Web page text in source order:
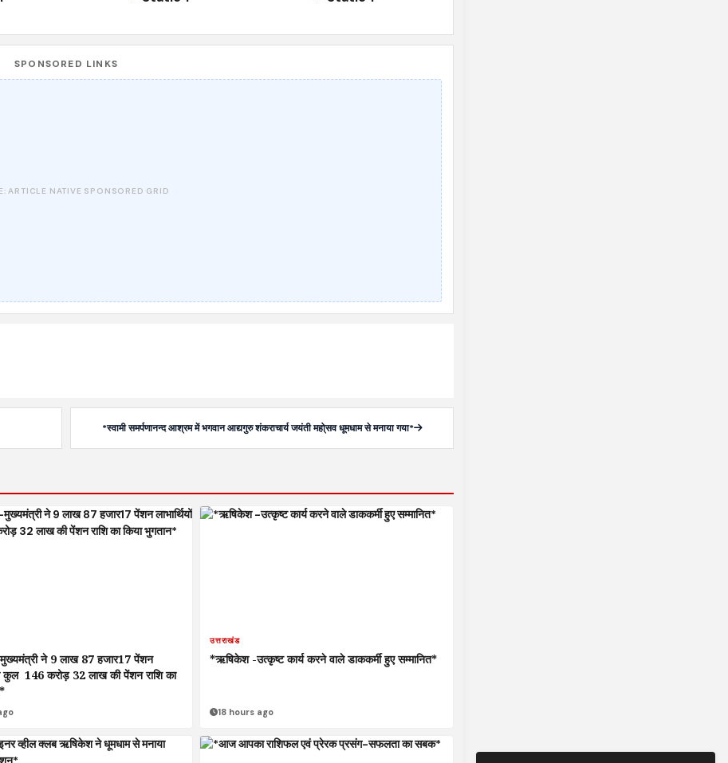
SPONSORED LINKS
*स्वामी समर्पणानन्द आश्रम में भगवान आद्यगुरु शंकराचार्य जयंती महो्सव धूमधाम से मनाया गया*
ने 9 लाख 87 हजार17 पेंशन
कुल ₹ 146 करोड़ 32 लाख की पेंशन राशि का
उत्तराखंड
*ऋषिकेश -उत्कृष्ट कार्य करने वाले डाककर्मी हुए सम्मानित*
18 hours ago